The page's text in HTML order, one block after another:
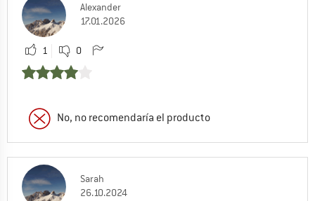
Alexander
17.01.2026
1 0
No, no recomendaría el producto
Sarah
26.10.2024